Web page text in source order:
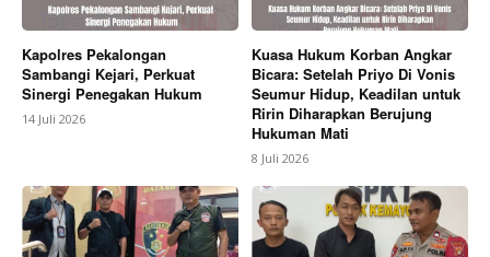
Kapolres Pekalongan
Sambangi Kejari, Perkuat
Sinergi Penegakan Hukum
14 Juli 2026
Kuasa Hukum Korban Angkar
Bicara: Setelah Priyo Di Vonis
Seumur Hidup, Keadilan untuk
Ririn Diharapkan Berujung
Hukuman Mati
8 Juli 2026